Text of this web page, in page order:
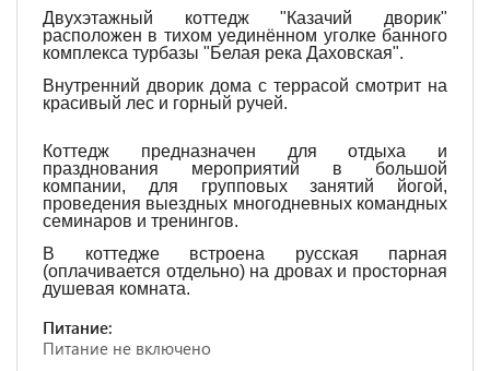
Двухэтажный коттедж "Казачий дворик"
расположен в тихом уединённом уголке банного
комплекса турбазы "Белая река Даховская".
Внутренний дворик дома с террасой смотрит на
красивый лес и горный ручей.
Коттедж предназначен для отдыха и
празднования мероприятий в большой
компании, для групповых занятий йогой,
проведения выездных многодневных командных
семинаров и тренингов.
В коттедже встроена русская парная
(оплачивается отдельно) на дровах и просторная
душевая комната.
Питание:
Питание не включено